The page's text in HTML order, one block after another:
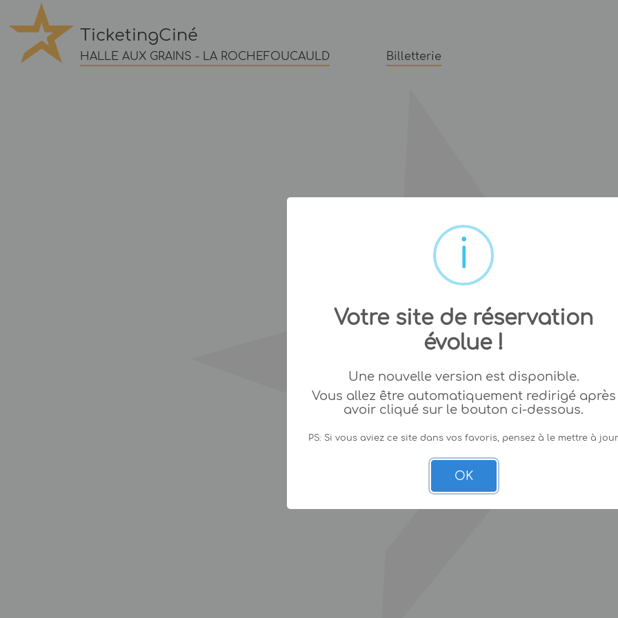
TicketingCiné
HALLE AUX GRAINS - LA ROCHEFOUCAULD Billetterie
Votre site de réservation
évolue !
Une nouvelle version est disponible.
Vous allez être automatiquement redirigé après
avoir cliqué sur le bouton ci-dessous.
PS: Si vous aviez ce site dans vos favoris, pensez à le mettre à
OK